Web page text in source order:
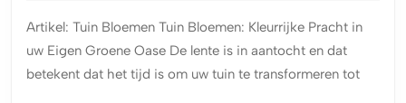
Genot
in
Artikel: Tuin Bloemen Tuin Bloemen: Kleurrijke Pracht in
uw Eigen Groene Oase De lente is in aantocht en dat
betekent dat het tijd is om uw tuin te transformeren tot